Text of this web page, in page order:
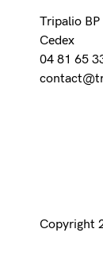
Tripalio
Cedex
04 81 65
Copyright